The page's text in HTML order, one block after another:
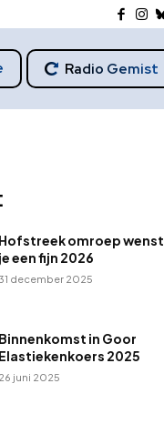
Radio Gemist
Hofstreek omroep wenst
je een fijn 2026
december 2025
Binnenkomst in Goor
Elastiekenkoers 2025
26 juni 2025